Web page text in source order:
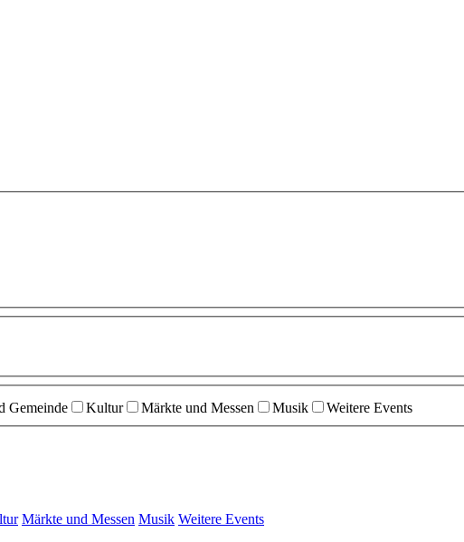
Gemeinde Kultur Märkte und Messen Musik Weitere Events
Märkte und Messen Musik Weitere Events